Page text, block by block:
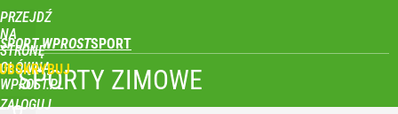
PRZEJDŹ
NA
STRONĘ
GŁÓWNĄ
WPROST.PL
SPORT WPROST
ZALOGUJ
SPORTY ZIMOWE